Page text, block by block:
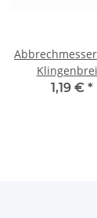
1,19 € *